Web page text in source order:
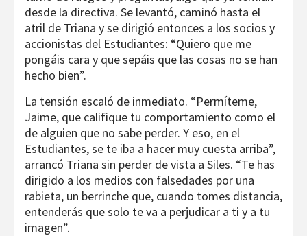
desde la directiva. Se levantó, caminó hasta el
atril de Triana y se dirigió entonces a los socios y
accionistas del Estudiantes: “Quiero que me
pongáis cara y que sepáis que las cosas no se han
hecho bien”.
La tensión escaló de inmediato. “Permíteme,
Jaime, que califique tu comportamiento como el
de alguien que no sabe perder. Y eso, en el
Estudiantes, se te iba a hacer muy cuesta arriba”,
arrancó Triana sin perder de vista a Siles. “Te has
dirigido a los medios con falsedades por una
rabieta, un berrinche que, cuando tomes distancia,
entenderás que solo te va a perjudicar a ti y a tu
imagen”.